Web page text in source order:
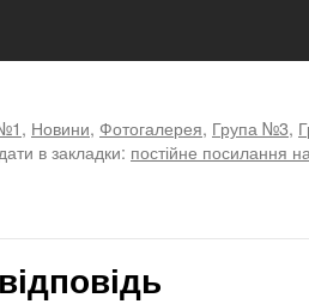
, Новини, Фотогалерея, Група №3,
в закладки: постійне посилання